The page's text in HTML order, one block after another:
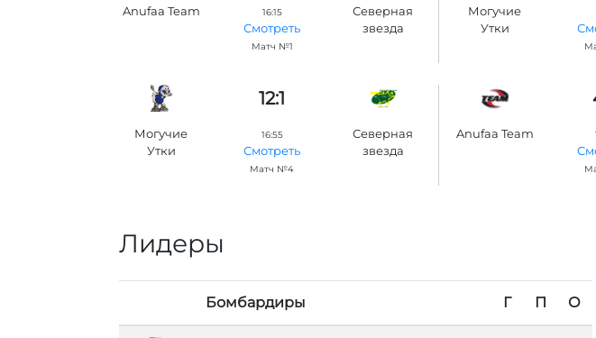
Anufaa Team 16:15
Смотреть
Матч №1
Северная
звезда
Могучие
Утки
12:1
Могучие
Утки
16:55
Смотреть
Матч №4
Северная
звезда
Anufaa Team
Лидеры
Бомбардиры Г П О